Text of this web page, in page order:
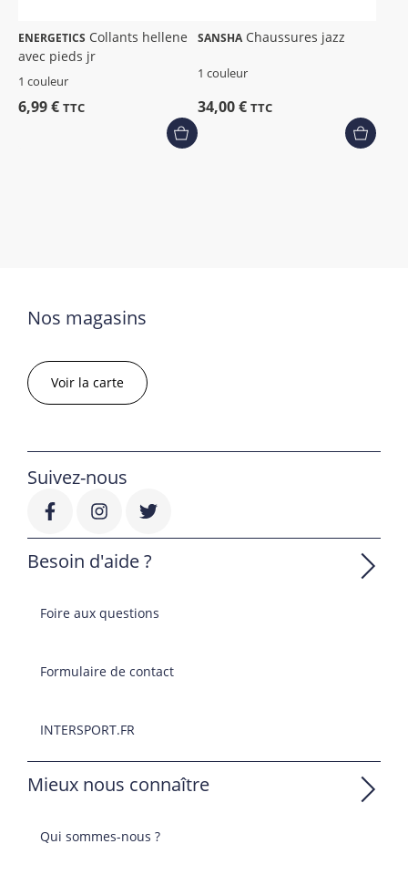
ENERGETICS
avec pieds jr
1 couleur
6,99 € TTC
SANSHA Chaussures jazz
1 couleur
34,00 € TTC
Nos magasins
Voir la carte
Suivez-nous
Besoin d'aide ?
Foire aux questions
Formulaire de contact
INTERSPORT.FR
Mieux nous connaître
Qui sommes-nous ?